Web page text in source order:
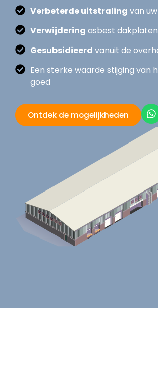
Verbeterde uitstraling van
Verwijdering asbest dakplaten
Gesubsidieerd vanuit de
Een sterke waarde stijging van
goed
Ontdek de mogelijkheden